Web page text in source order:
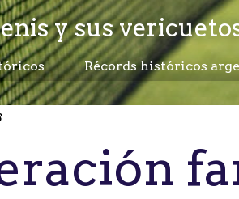
y sus
Récords históricos